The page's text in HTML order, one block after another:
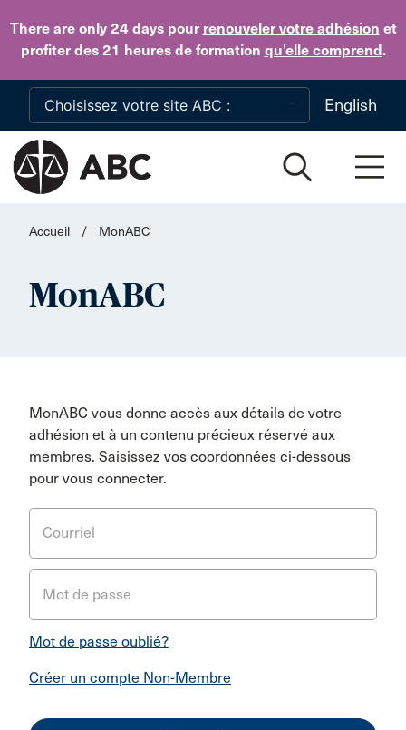
There are only 24 dayspour renouveler votre adhésion et
profiter des 21 heures de formation qu’elle comprend.
Skip to main content
English
Accueil / MonABC
MonABC
MonABC vous donne accès aux détails de votre
adhésion et à un contenu précieux réservé aux
membres. Saisissez vos coordonnées ci-dessous
pour vous connecter.
Courriel
Mot de passe
Mot de passe oublié?
Créer un compte Non-Membre